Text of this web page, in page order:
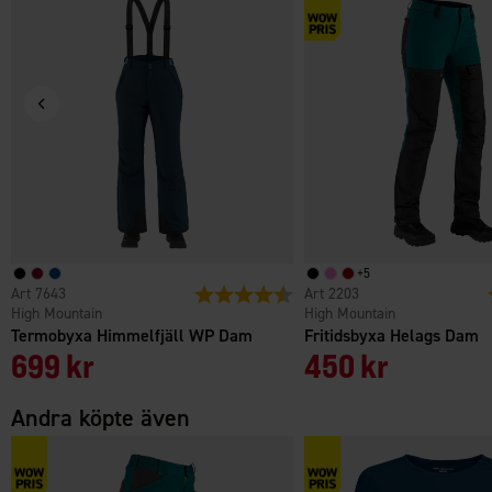
Termobyxa Himmelfjäll WP Dam
High Mountain
7643
699 kr
Betyg: 4.4 utav 5 stjärnor
+5
Fritidsbyxa Helags Dam
High Mountain
2203
450 kr
Andra köpte även